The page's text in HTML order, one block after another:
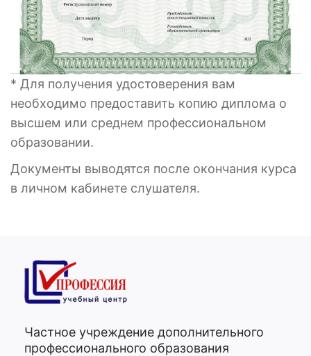
* Для получения удостоверения вам
необходимо предоставить копию диплома о
высшем или среднем профессиональном
образовании.
Документы выводятся после окончания курса
в личном кабинете слушателя.
Частное учреждение дополнительного
профессионального образования